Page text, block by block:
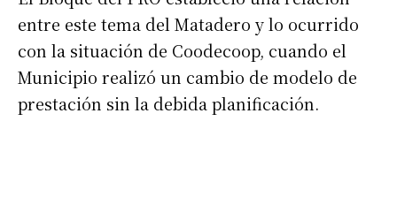
entre este tema del Matadero y lo ocurrido
con la situación de Coodecoop, cuando el
Municipio realizó un cambio de modelo de
prestación sin la debida planificación.